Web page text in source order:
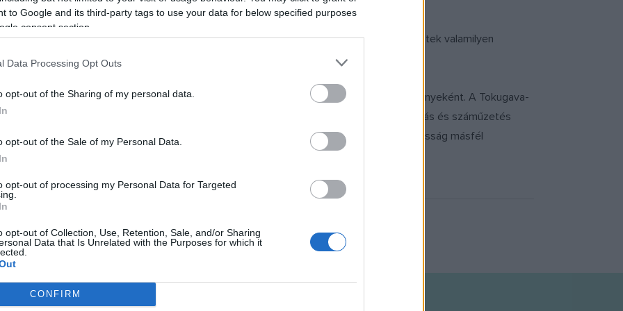
to Google and its third-party tags to use your data for below specified purposes
consent section.
Data Processing Opt Outs
opt-out of the Sharing of my personal data.
opt-out of the Sale of my Personal Data.
opt-out of processing my Personal Data for Targeted
opt-out of Collection, Use, Retention, Sale, and/or Sharing
Data that Is Unrelated with the Purposes for which it
consents
CONFIRM
42 japán szent van. A hétfői ceremónia előtt a boldoggá avatottak közül 205-en kötődtek valamilyen
a szentté válás előfeltétele.
meg Japánban, először Kjúsú szigetén spanyol és jezsuita hittérítők munkája eredményeként. A Tokugava-
a vallást 1614-ben, s több tízezer japán katolikus lett üldöztetés, bebörtönzés, kínzás és száműzetés
gyakorolták vallásukat, egészen a XIX. század második feléig. Jelenleg a japán lakosság másfél
hitű, köztük közel félmillióan katolikusok.